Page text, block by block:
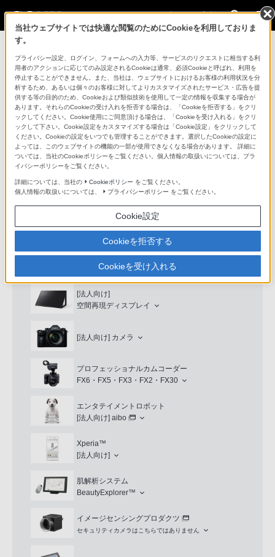
法人のお客様
コンスーマー製品に関するお問い合わせ
製品に関する重要なお知らせ
プロフェッショナル／業務用製品に関
するサポート・お問い合わせ
専用窓口のある業務用商品に関するお問い合わせ
以下の製品・サービスは専用窓口がございます。対象の
アイコンをクリックしてリンク先の窓口よりお問い合わ
業務用ディスプレイ・テレビ
[法人向け]ブラビア
[法人向け]
空間再現ディスプレイ
[法人向け] カメラ
プロフェッショナルカムコーダー
FX6・FX5・FX3・FX2・FX30
エンタテイメントロボット
[法人向け] aibo
Xperia™
[法人向け]
肌解析システム
BeautyExplorer™
イメージセンシングプロダクツ
セキュリティカメラはこちらではありません
当社ウェブサイトでは快適な閲覧のためにCookieを利用しておりま
す。
プライバシー設定、ログイン、フォームへの入力等、サービスのリクエストに相当する利
用者のアクションに応じてのみ設定されるCookieは通常、必須Cookieと呼ばれ、利用を
停止することができません。また、当社は、ウェブサイトにおけるお客様の利用状況を分
析するため、あるいは個々のお客様に対してよりカスタマイズされたサービス・広告を提
供する等の目的のため、Cookieおよび類似技術を使用して一定の情報を収集する場合が
あります。それらのCookieの受け入れを拒否する場合は、「Cookieを拒否する」をクリ
ックしてください。Cookie使用にご同意頂ける場合は、「Cookieを受け入れる」をクリ
ックして下さい。Cookie設定をカスタマイズする場合は「Cookie設定」をクリックして
ください。Cookieの設定をいつでも管理することができます。選択したCookieの設定に
よっては、このウェブサイトの機能の一部が使用できなくなる場合があります。 詳細に
ついては、当社のCookieポリシーをご覧ください。個人情報の取扱いについては、プラ
イバシーポリシーをご覧ください。
詳細については、当社の Cookieポリシー をご覧ください。
個人情報の取扱いについては、
プライバシーポリシー をご覧ください。
Cookie設定
Cookieを拒否する
Cookieを受け入れる